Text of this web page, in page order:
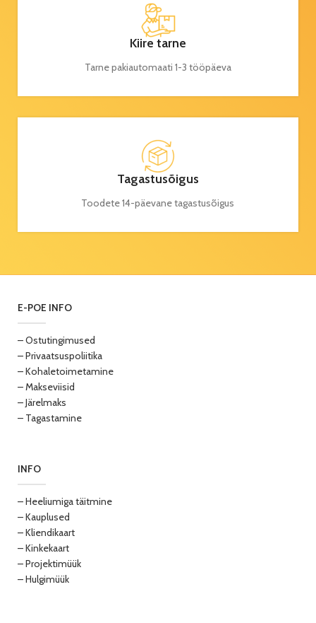
Kiire tarne
Tarne pakiautomaati 1-3 tööpäeva
Tagastusõigus
Toodete 14-päevane tagastusõigus
E-POE INFO
– Ostutingimused
– Privaatsuspoliitika
– Kohaletoimetamine
– Makseviisid
– Järelmaks
– Tagastamine
INFO
– Heeliumiga täitmine
– Kauplused
– Kliendikaart
– Kinkekaart
– Projektimüük
– Hulgimüük